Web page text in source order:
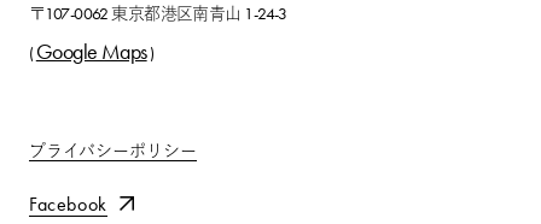
〒107-0062 東京都港区南青山 1-24-3
( Google Maps)
プライバシーポリシー
Facebook